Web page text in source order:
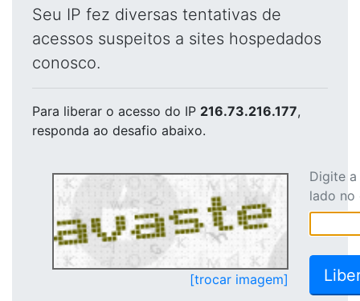
Seu IP fez diversas tentativas de
acessos suspeitos a sites hospedados
conosco.
Para liberar o acesso do IP 216.73.216.177,
responda ao desafio abaixo.
[trocar imagem]
Digite
lado no